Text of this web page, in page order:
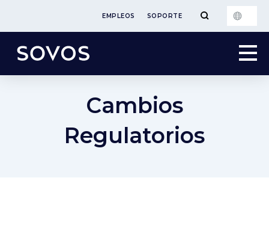
EMPLEOS SOPORTE
Cambios
Regulatorios